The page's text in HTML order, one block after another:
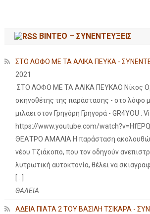
ΒΙΝΤΕΟ – ΣΥΝΕΝΤΕΥΞΕΙΣ
ΣΤΟ ΛΟΦΟ ΜΕ ΤΑ ΑΛΙΚΑ ΠΕΥΚΑ -
2021
ΣΤΟ ΛΟΦΟ ΜΕ ΤΑ ΑΛΙΚΑ ΠΕΥΚΑΟ Νίκος
σκηνοθέτης της παράστασης - στο λόφο
μιλάει στον Γρηγόρη Γρηγορά - GR4YOU .
https://www.youtube.com/
ΘΕΑΤΡΟ ΑΜΑΛΙΑ Η παράσταση
νέου Τζιάκοπο, που τον οδηγούν
λυτρωτική αυτοκτονία, θέλει να
[…]
ΘΑΛΕΙΑ
ΑΔΕΙΑ ΠΙΑΤΑ 2 ΤΟΥ ΒΑΣΙΛΗ ΤΣΙΚΑΡΑ -